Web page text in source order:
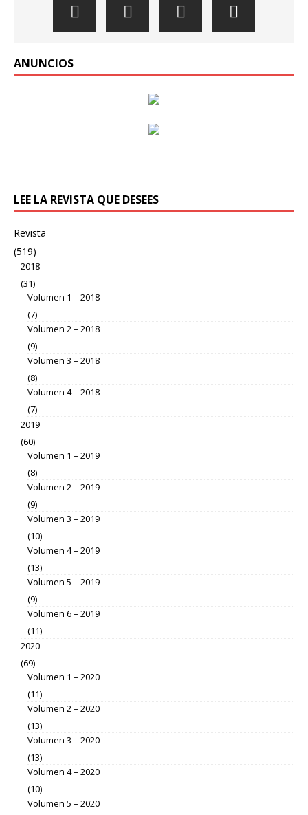
ANUNCIOS
LEE LA REVISTA QUE DESEES
Revista
(519)
2018
(31)
Volumen 1 – 2018
(7)
Volumen 2 – 2018
(9)
Volumen 3 – 2018
(8)
Volumen 4 – 2018
(7)
2019
(60)
Volumen 1 – 2019
(8)
Volumen 2 – 2019
(9)
Volumen 3 – 2019
(10)
Volumen 4 – 2019
(13)
Volumen 5 – 2019
(9)
Volumen 6 – 2019
(11)
2020
(69)
Volumen 1 – 2020
(11)
Volumen 2 – 2020
(13)
Volumen 3 – 2020
(13)
Volumen 4 – 2020
(10)
Volumen 5 – 2020